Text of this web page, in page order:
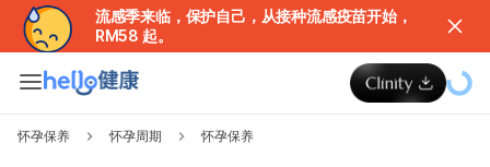
流感季来临，保护自己，从接种流感疫苗开始，
RM58 起。
怀孕保养 怀孕周期 怀孕保养